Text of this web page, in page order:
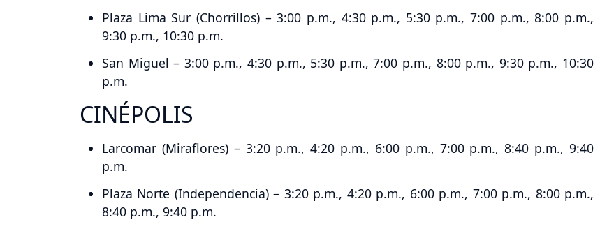
Plaza Lima Sur (Chorrillos) – 3:00 p.m., 4:30 p.m., 5:30 p.m., 7:00 p.m., 8:00 p.m.,
9:30 p.m., 10:30 p.m.
San Miguel – 3:00 p.m., 4:30 p.m., 5:30 p.m., 7:00 p.m., 8:00 p.m., 9:30 p.m., 10:30
p.m.
CINÉPOLIS
Larcomar (Miraflores) – 3:20 p.m., 4:20 p.m., 6:00 p.m., 7:00 p.m., 8:40 p.m., 9:40
p.m.
Plaza Norte (Independencia) – 3:20 p.m., 4:20 p.m., 6:00 p.m., 7:00 p.m., 8:00 p.m.,
8:40 p.m., 9:40 p.m.